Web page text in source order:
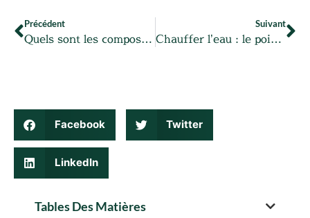
Précédent
Quels sont les composants d’une fenetre ?
Suivant
Chauffer l’eau : le point sur les différentes méthodes
Facebook Twitter
LinkedIn
Tables Des Matières